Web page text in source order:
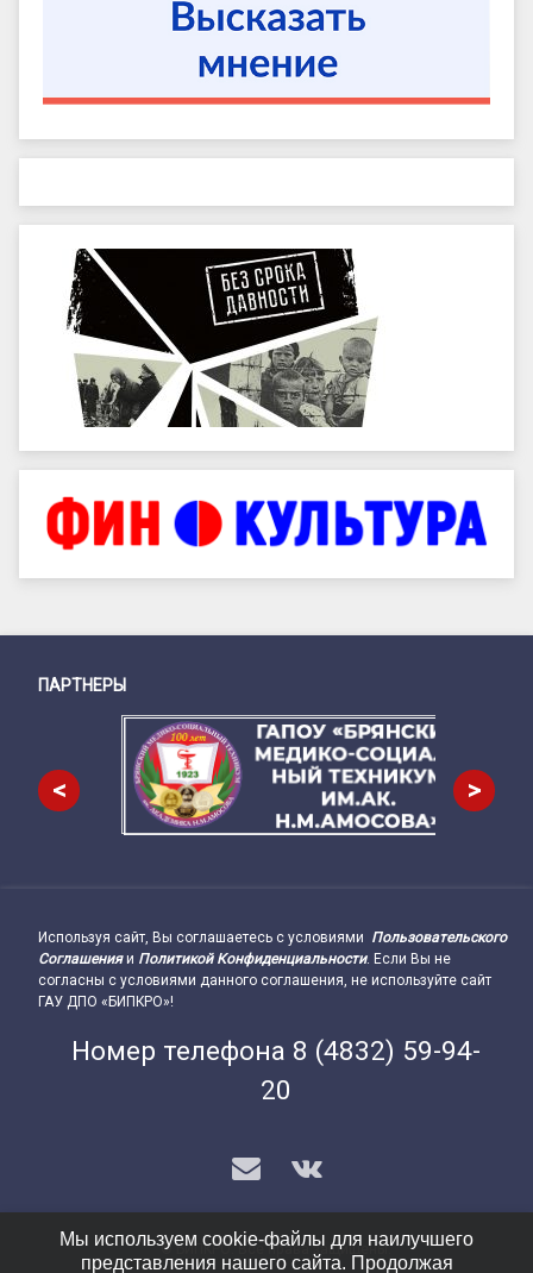
Снизу
ПАРТНЕРЫ
< >
Подвал сайта → влево
Используя сайт, Вы соглашаетесь с условиями Пользовательского
Соглашенияи Политикой Конфиденциальности. Если Вы не
согласны с условиями данного соглашения, не используйте сайт
ГАУ ДПО «БИПКРО»!
Номер телефона 8 (4832) 59-94-
20
E-mail
VK
© БИПКРО. Все права защищены.
Мы используем cookie-файлы для наилучшего
представления нашего сайта. Продолжая